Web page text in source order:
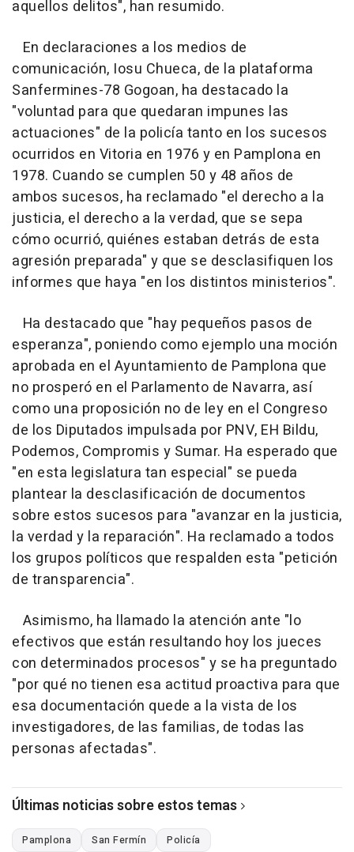
aquellos delitos", han resumido.
En declaraciones a los medios de
comunicación, Iosu Chueca, de la plataforma
Sanfermines-78 Gogoan, ha destacado la
"voluntad para que quedaran impunes las
actuaciones" de la policía tanto en los sucesos
ocurridos en Vitoria en 1976 y en Pamplona en
1978. Cuando se cumplen 50 y 48 años de
ambos sucesos, ha reclamado "el derecho a la
justicia, el derecho a la verdad, que se sepa
cómo ocurrió, quiénes estaban detrás de esta
agresión preparada" y que se desclasifiquen los
informes que haya "en los distintos ministerios".
Ha destacado que "hay pequeños pasos de
esperanza", poniendo como ejemplo una moción
aprobada en el Ayuntamiento de Pamplona que
no prosperó en el Parlamento de Navarra, así
como una proposición no de ley en el Congreso
de los Diputados impulsada por PNV, EH Bildu,
Podemos, Compromis y Sumar. Ha esperado que
"en esta legislatura tan especial" se pueda
plantear la desclasificación de documentos
sobre estos sucesos para "avanzar en la justicia,
la verdad y la reparación". Ha reclamado a todos
los grupos políticos que respalden esta "petición
de transparencia".
Asimismo, ha llamado la atención ante "lo
efectivos que están resultando hoy los jueces
con determinados procesos" y se ha preguntado
"por qué no tienen esa actitud proactiva para que
esa documentación quede a la vista de los
investigadores, de las familias, de todas las
personas afectadas".
Últimas noticias sobre estos temas
Pamplona San Fermín Policía